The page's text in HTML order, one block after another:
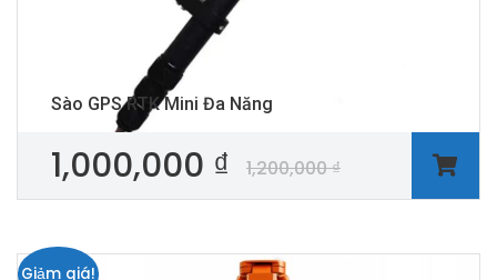
Sào GPS RTK Mini Đa Năng
1,200,000₫
1,000,000 ₫
Giảm giá!